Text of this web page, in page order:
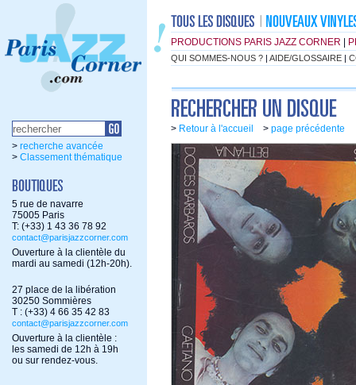
PRODUCTIONS PARIS JAZZ CORNER
QUI SOMMES-NOUS ? | AIDE/GLOSSAIRE |
> recherche avancée
> Classement thématique
5 rue de navarre
75005 Paris
T: (+33) 1 43 36 78 92
contact@parisjazzcorner.com
Ouverture à la clientèle du
mardi au samedi (12h-20h).
27 place de la libération
30250 Sommières
T : (+33) 4 66 35 42 83
contact@parisjazzcorner.com
Ouverture à la clientèle :
les samedi de 12h à 19h
ou sur rendez-vous.
> Retour à l'accueil > page précédente